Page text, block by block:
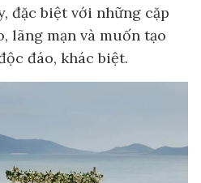
đặc biệt với những cặp
lãng mạn và muốn tạo
đáo, khác biệt.